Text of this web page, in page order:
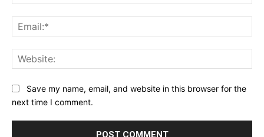
Save my name, email, and website in this browser for the
next time I comment.